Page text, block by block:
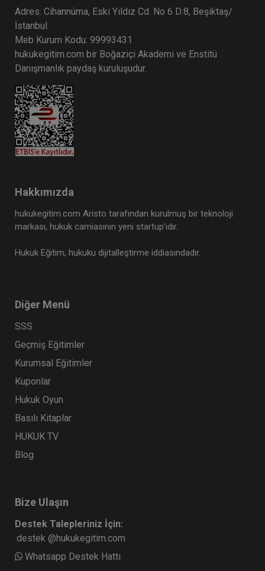
Adres: Cihannüma, Eski Yıldız Cd. No 6 D:8, Beşiktaş/
İstanbul
Meb Kurum Kodu: 99993431
hukukegitim.com bir Boğaziçi Akademi ve Enstitü
Danışmanlık paydaş kuruluşudur.
Hakkımızda
hukukegitim.com Aristo tarafından kurulmuş bir teknoloji
markası, hukuk camiasının yeni startup’ıdır.
Hukuk Eğitim, hukuku dijitalleştirme iddiasındadır.
Diğer Menü
SSS
Geçmiş Eğitimler
Kurumsal Eğitimler
Kuponlar
Hukuk Oyun
Basılı Kitaplar
HUKUK TV
Blog
Bize Ulaşın
Destek Talepleriniz İçin:
destek @hukukegitim.com
Whatsapp Destek Hattı